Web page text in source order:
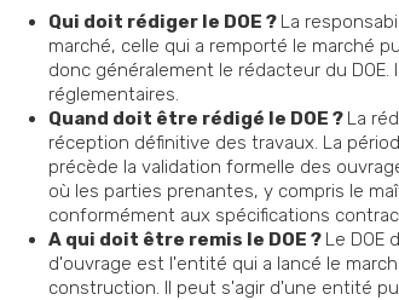
Qui doit rédiger le DOE ? La
marché, celle qui a remporté le marché
donc généralement le rédacteur du
réglementaires.
Quand doit être rédigé le DOE ? La
réception définitive des travaux. La
précède la validation formelle des
où les parties prenantes, y compris le
conformément aux spécifications
A qui doit être remis le DOE ? Le DOE
d'ouvrage est l'entité qui a lancé le
construction. Il peut s'agir d'une entité